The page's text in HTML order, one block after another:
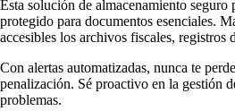
Esta solución de almacenamiento
protegido para documentos esenciales.
accesibles los archivos fiscales, registros
Con alertas automatizadas, nunca te
penalización. Sé proactivo en la gestión
problemas.